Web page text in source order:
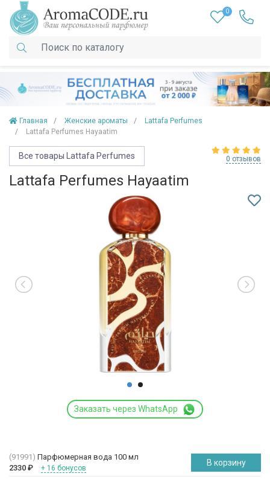
0
Главная Женские ароматы
Lattafa Perfumes
Lattafa Perfumes Hayaatim
Все товары Lattafa Perfumes 0 отзывов
Lattafa Perfumes Hayaatim
Заказать через WhatsApp
(91991) Парфюмерная вода 100 мл
2330 ₽ + 16 бонусов
В корзину